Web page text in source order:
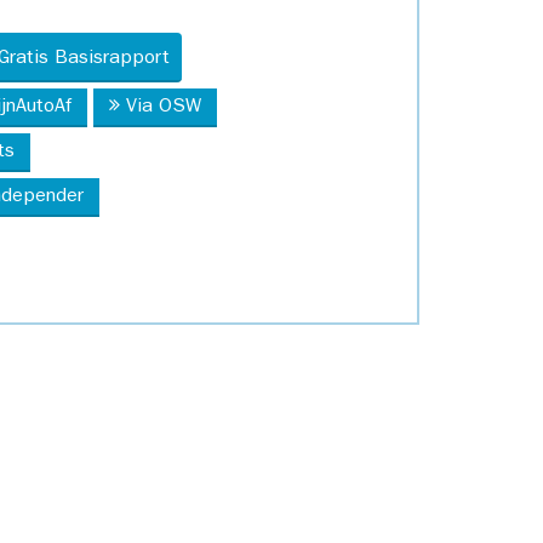
Basisrapport
Via OSW